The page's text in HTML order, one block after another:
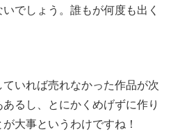
でしょう。誰もが何度も出く
いれば売れなかった作品が次
るし、とにかくめげずに作り
大事というわけですね！